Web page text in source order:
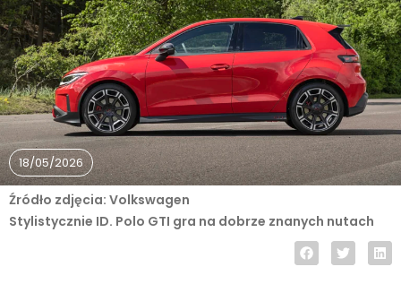
18/05/2026
Stylistycznie ID. Polo GTI gra na dobrze znanych nutach
Źródło zdjęcia: Volkswagen